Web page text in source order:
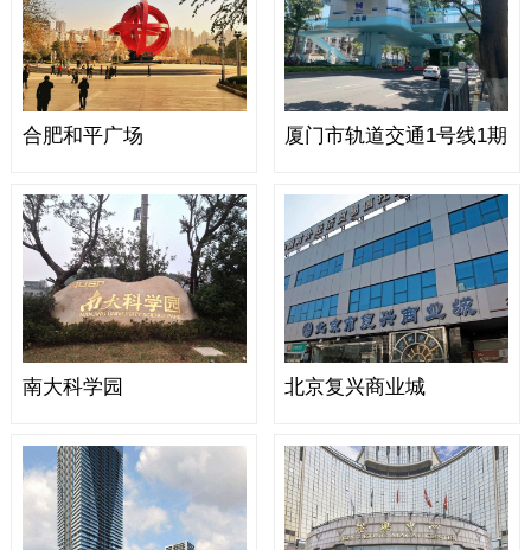
合肥和平广场 厦门市轨道交通1号线1期
南大科学园 北京复兴商业城